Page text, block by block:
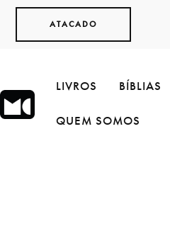
ATACADO
LIVROS BÍBLIAS
QUEM SOMOS